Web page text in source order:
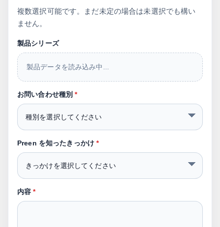
複数選択可能です。まだ未定の場合は未選択でも構い
ません。
製品シリーズ
製品データを読み込み中...
お問い合わせ種別*
Preen を知ったきっかけ*
内容*